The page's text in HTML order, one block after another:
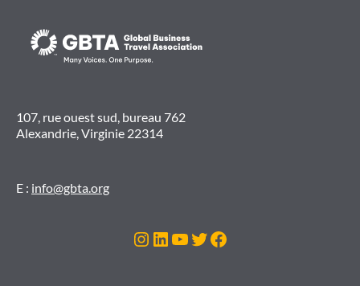
107, rue ouest sud, bureau 762
Alexandrie, Virginie 22314
E : info@gbta.org
Instagram
LinkedIn
YouTube
Twitter
Facebook